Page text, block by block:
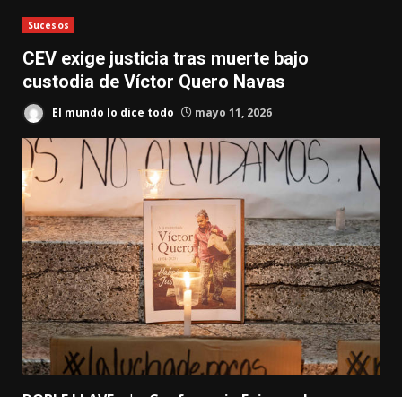
Sucesos
CEV exige justicia tras muerte bajo
custodia de Víctor Quero Navas
El mundo lo dice todo mayo 11, 2026